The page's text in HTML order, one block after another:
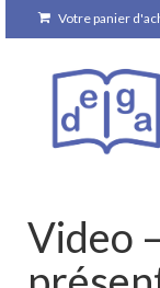
Votre panier
Video